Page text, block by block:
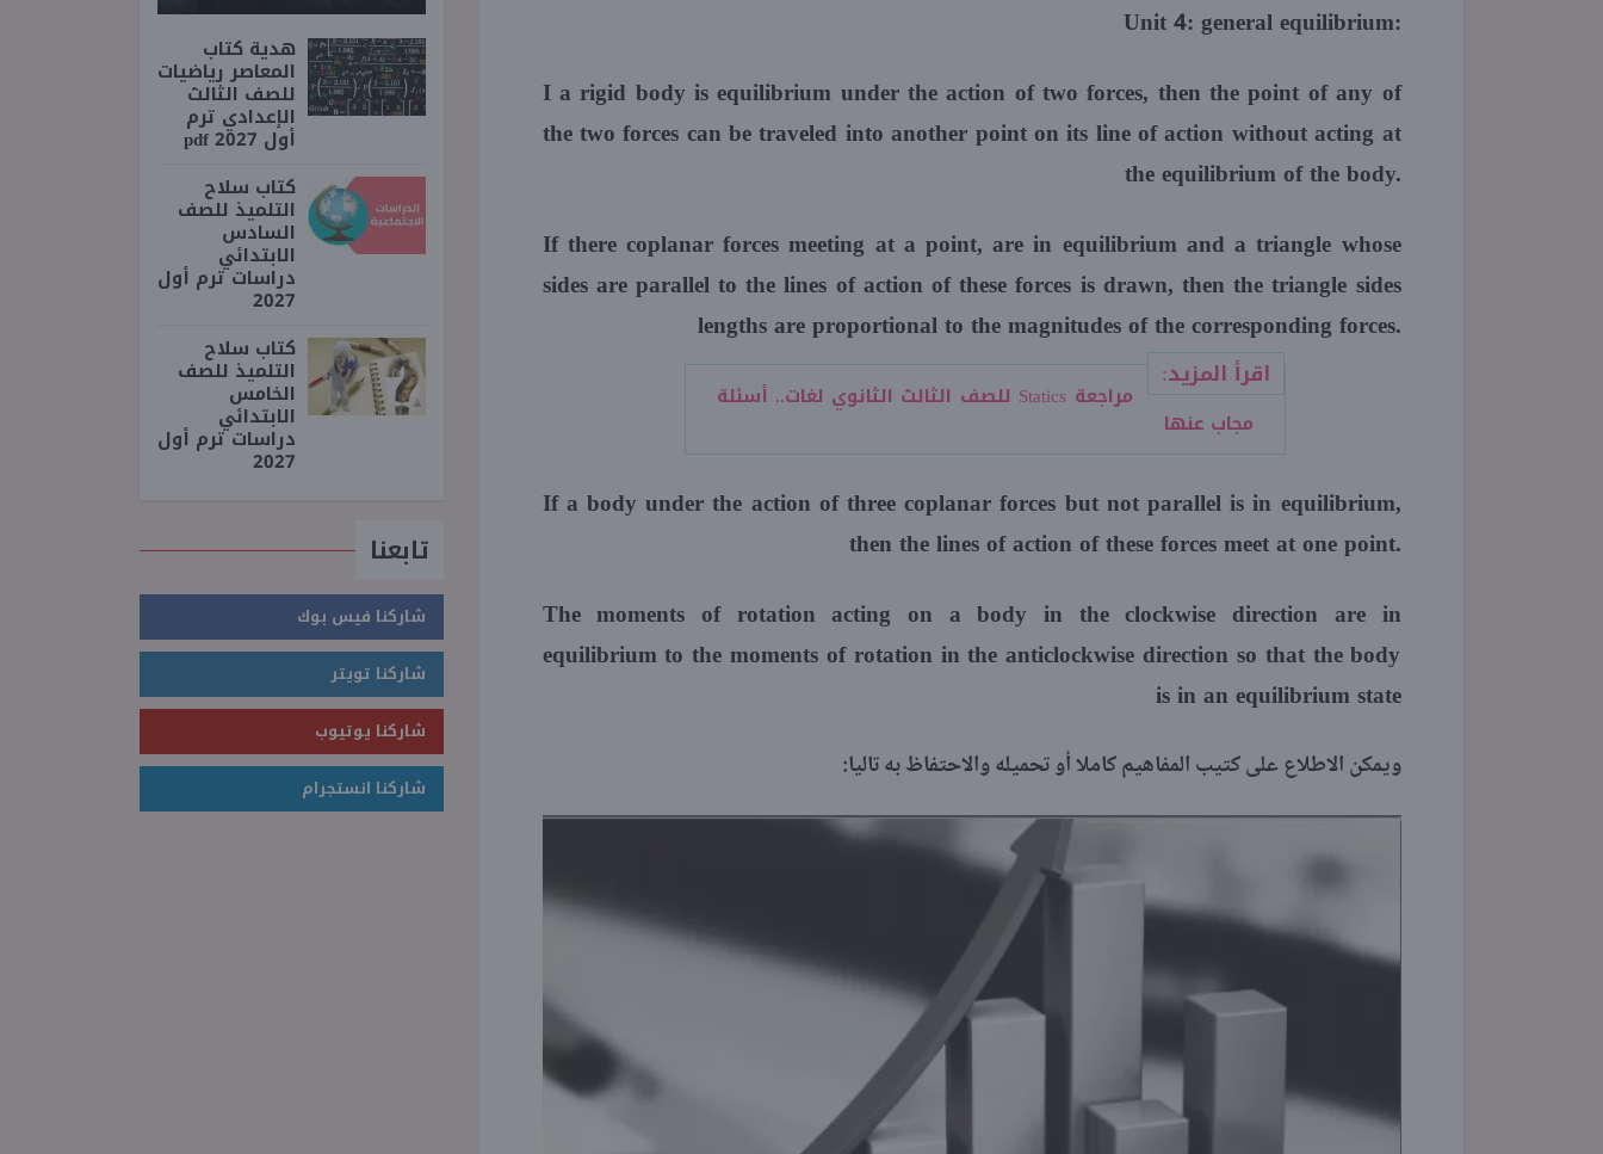
Unit 4: general equilibrium:
I a rigid body is equilibrium under the action of two forces, then the point of any of
the two forces can be traveled into another point on its line of action without acting at
the equilibrium of the body.
If there coplanar forces meeting at a point, are in equilibrium and a triangle whose
sides are parallel to the lines of action of these forces is drawn, then the triangle sides
lengths are proportional to the magnitudes of the corresponding forces.
اقرأ المزيد:
مراجعة Statics للصف الثالث الثانوي لغات.. أسئلة
مجاب عنها
If a body under the action of three coplanar forces but not parallel is in equilibrium,
then the lines of action of these forces meet at one point.
The moments of rotation acting on a body in the clockwise direction are in
equilibrium to the moments of rotation in the anticlockwise direction so that the body
is in an equilibrium state
ويمكن الاطلاع على كتيب المفاهيم كاملا أو تحميله والاحتفاظ به تاليا:
هدية كتاب
المعاصر رياضيات
للصف الثالث
الإعدادي ترم
أول 2027 pdf
كتاب سلاح
التلميذ للصف
السادس
الابتدائي
دراسات ترم أول
2027
كتاب سلاح
التلميذ للصف
الخامس
الابتدائي
دراسات ترم أول
2027
تابعنا
شاركنا فيس بوك
شاركنا تويتر
شاركنا يوتيوب
شاركنا انستجرام